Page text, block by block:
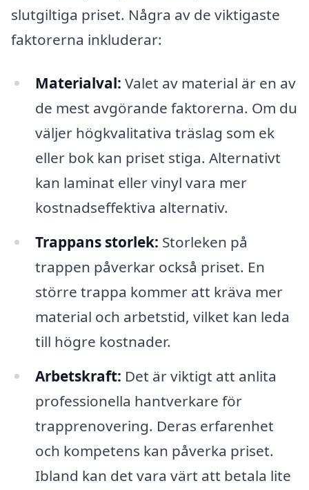
slutgiltiga priset. Några av de viktigaste
faktorerna inkluderar:
Materialval: Valet av material är en av
de mest avgörande faktorerna. Om du
väljer högkvalitativa träslag som ek
eller bok kan priset stiga. Alternativt
kan laminat eller vinyl vara mer
kostnadseffektiva alternativ.
Trappans storlek: Storleken på
trappen påverkar också priset. En
större trappa kommer att kräva mer
material och arbetstid, vilket kan leda
till högre kostnader.
Arbetskraft: Det är viktigt att anlita
professionella hantverkare för
trapprenovering. Deras erfarenhet
och kompetens kan påverka priset.
Ibland kan det vara värt att betala lite